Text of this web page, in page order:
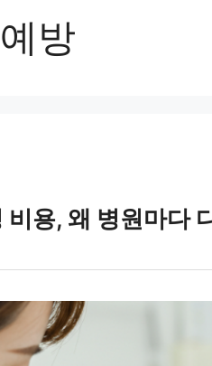
방
비용, 왜 병원마다